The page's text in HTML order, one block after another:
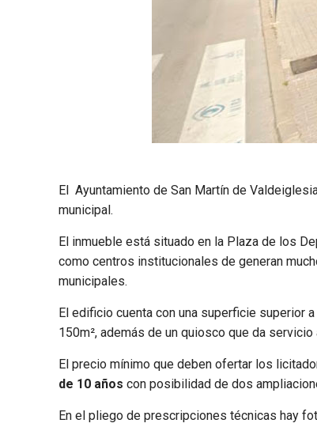
El Ayuntamiento de San Martín de
municipal.
El inmueble está situado en la Plaza de los
como centros institucionales de generan
municipales.
El edificio cuenta con una superficie superior
150m², además de un quiosco que da
El precio mínimo que deben ofertar los
de 10 años con posibilidad de dos
En el pliego de prescripciones técnicas hay